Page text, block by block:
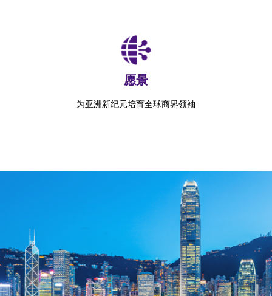
愿景
为亚洲新纪元培育全球商界领袖